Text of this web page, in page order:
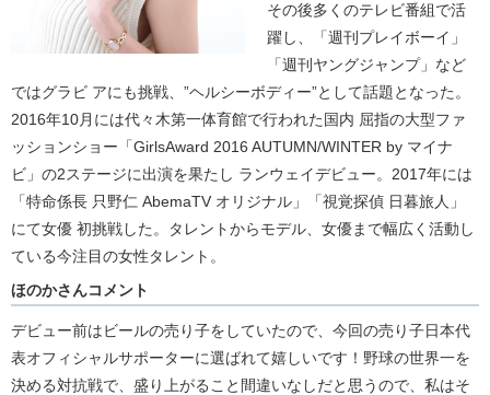
その後多くのテレビ番組で活
躍し、「週刊プレイボーイ」
「週刊ヤングジャンプ」など
ではグラビ アにも挑戦、”ヘルシーボディー”として話題となった。
2016年10月には代々木第一体育館で行われた国内 屈指の大型ファ
ッションショー「GirlsAward 2016 AUTUMN/WINTER by マイナ
ビ」の2ステージに出演を果たし ランウェイデビュー。2017年には
「特命係長 只野仁 AbemaTV オリジナル」「視覚探偵 日暮旅人」
にて女優 初挑戦した。タレントからモデル、女優まで幅広く活動し
ている今注目の女性タレント。
ほのかさんコメント
デビュー前はビールの売り子をしていたので、今回の売り子日本代
表オフィシャルサポーターに選ばれて嬉しいです！野球の世界一を
決める対抗戦で、盛り上がること間違いなしだと思うので、私はそ